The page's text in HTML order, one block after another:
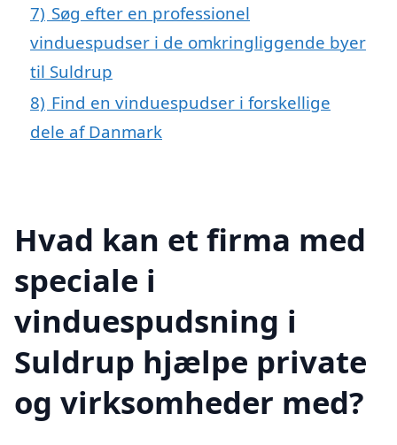
7) Søg efter en professionel
vinduespudser i de omkringliggende byer
til Suldrup
8) Find en vinduespudser i forskellige
dele af Danmark
Hvad kan et firma med
speciale i
vinduespudsning i
Suldrup hjælpe private
og virksomheder med?